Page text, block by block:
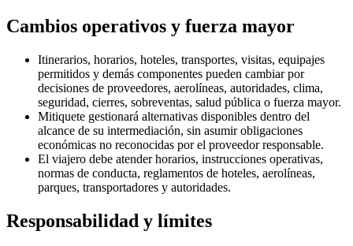
Cambios operativos y fuerza mayor
Itinerarios, horarios, hoteles, transportes, visitas, equipajes
permitidos y demás componentes pueden cambiar por
decisiones de proveedores, aerolíneas, autoridades, clima,
seguridad, cierres, sobreventas, salud pública o fuerza mayor.
Mitiquete gestionará alternativas disponibles dentro del
alcance de su intermediación, sin asumir obligaciones
económicas no reconocidas por el proveedor responsable.
El viajero debe atender horarios, instrucciones operativas,
normas de conducta, reglamentos de hoteles, aerolíneas,
parques, transportadores y autoridades.
Responsabilidad y límites